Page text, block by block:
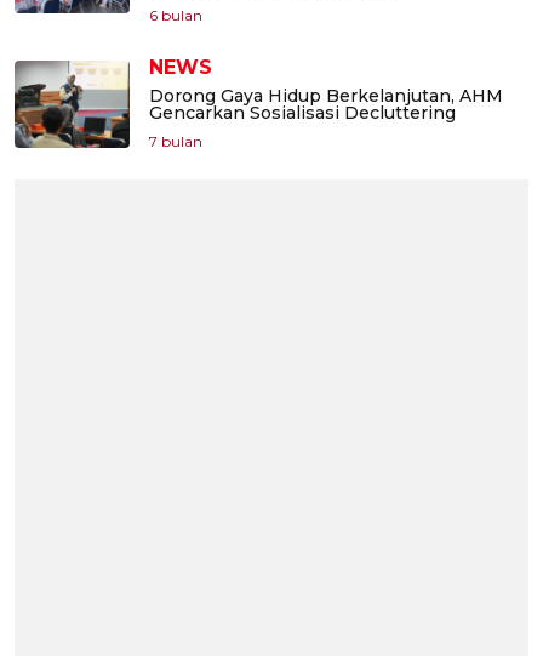
6 bulan
NEWS
Dorong Gaya Hidup Berkelanjutan, AHM
Gencarkan Sosialisasi Decluttering
7 bulan